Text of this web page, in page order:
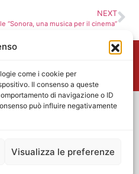
come i cookie per
Il consenso a queste
di navigazione o ID
può influire negativamente
Visualizza le preferenze
NEXT
“Sonora, una musica per il cinema”